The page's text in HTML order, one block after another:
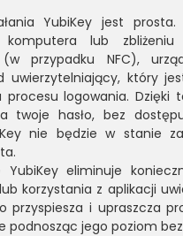
YubiKey jest prosta.
lub zbliżeniu
przypadku NFC),
uwierzytelniający, który
procesu logowania. Dzięki
twoje hasło, bez
nie będzie w stanie
YubiKey eliminuje
korzystania z aplikacji
przyspiesza i upraszcza
podnosząc jego poziom